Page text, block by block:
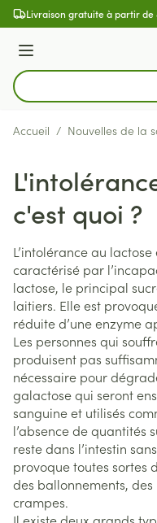
Aller au contenu
Livraison gratuite à partir de
Menu
Rechercher
Accueil / Nouvelles de la
c'est quoi ?
L’intolérance au
caractérisé par
lactose, le principal
laitiers. Elle est
réduite d’une enzyme
Les personnes qui
produisent pas
nécessaire pour
galactose qui seront
sanguine et utilisés
l’absence de quantités
reste dans l’intestin
provoque toutes sortes
des ballonnements,
crampes.